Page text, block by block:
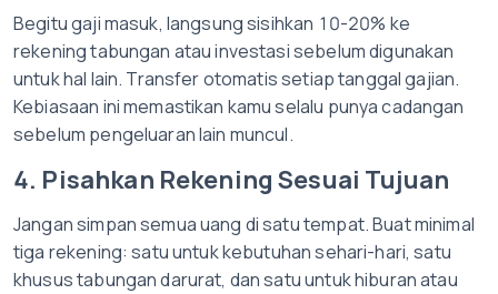
Begitu gaji masuk, langsung sisihkan 10-20% ke
rekening tabungan atau investasi sebelum digunakan
untuk hal lain. Transfer otomatis setiap tanggal gajian.
Kebiasaan ini memastikan kamu selalu punya cadangan
sebelum pengeluaran lain muncul.
4. Pisahkan Rekening Sesuai Tujuan
Jangan simpan semua uang di satu tempat. Buat minimal
tiga rekening: satu untuk kebutuhan sehari-hari, satu
khusus tabungan darurat, dan satu untuk hiburan atau